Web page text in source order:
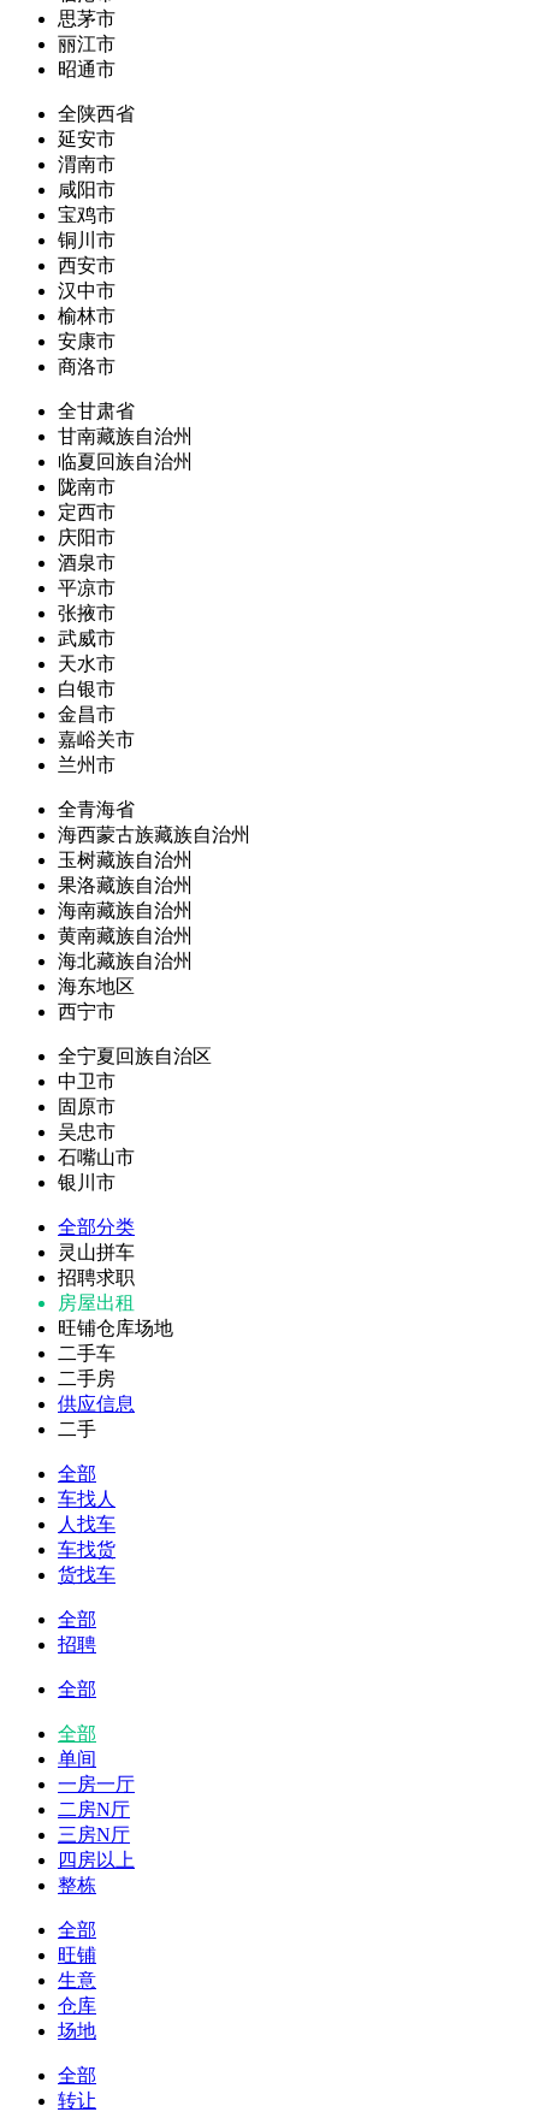
思茅市
丽江市
昭通市
全陕西省
延安市
渭南市
咸阳市
宝鸡市
铜川市
西安市
汉中市
榆林市
安康市
商洛市
全甘肃省
甘南藏族自治州
临夏回族自治州
陇南市
定西市
庆阳市
酒泉市
平凉市
张掖市
武威市
天水市
白银市
金昌市
嘉峪关市
兰州市
全青海省
海西蒙古族藏族自治州
玉树藏族自治州
果洛藏族自治州
海南藏族自治州
黄南藏族自治州
海北藏族自治州
海东地区
西宁市
全宁夏回族自治区
中卫市
固原市
吴忠市
石嘴山市
银川市
全部分类
灵山拼车
招聘求职
房屋出租
旺铺仓库场地
二手车
二手房
供应信息
二手
全部
车找人
人找车
车找货
货找车
全部
招聘
全部
全部
单间
一房一厅
二房N厅
三房N厅
四房以上
整栋
全部
旺铺
生意
仓库
场地
全部
转让